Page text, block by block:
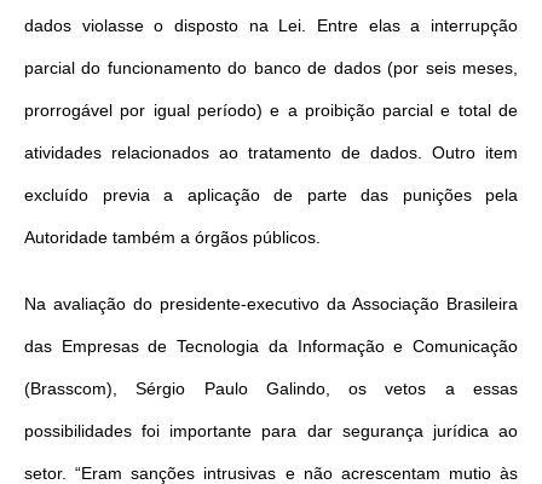
dados violasse o disposto na Lei. Entre elas a interrupção
parcial do funcionamento do banco de dados (por seis meses,
prorrogável por igual período) e a proibição parcial e total de
atividades relacionados ao tratamento de dados. Outro item
excluído previa a aplicação de parte das punições pela
Autoridade também a órgãos públicos.
Na avaliação do presidente-executivo da Associação Brasileira
das Empresas de Tecnologia da Informação e Comunicação
(Brasscom), Sérgio Paulo Galindo, os vetos a essas
possibilidades foi importante para dar segurança jurídica ao
setor. “Eram sanções intrusivas e não acrescentam mutio às